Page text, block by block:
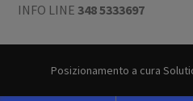
INFO LINE348 5333697
Posizionamento a cura